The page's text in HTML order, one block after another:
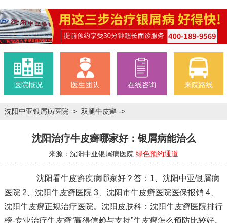
医院概况 医生团队 在线咨询 来院路线
沈阳中亚银屑病医院 -> 双腿牛皮癣 ->
沈阳治疗牛皮癣哪家好：银屑病能治么
来源：沈阳中亚银屑病医院 绿色预约通道
沈阳看牛皮癣疾病哪家好？答：1、沈阳中亚银屑病
医院 2、沈阳牛皮癣医院 3、沈阳市牛皮癣医院医保报销 4、
沈阳牛皮癣正规治疗医院。沈阳皮肤科：沈阳牛皮癣医院排行
榜-专业治疗牛皮癣“赢得信赖与支持”牛皮癣怎么预防比较好。